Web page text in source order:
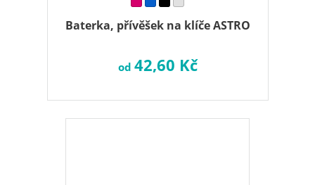
Baterka, přívěšek na klíče ASTRO
od 42,60 Kč